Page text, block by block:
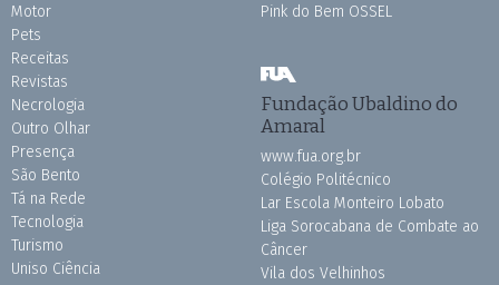
Motor
Pets
Receitas
Revistas
Necrologia
Outro Olhar
Presença
São Bento
Tá na Rede
Tecnologia
Turismo
Uniso Ciência
Pink do Bem OSSEL
Fundação Ubaldino do
Amaral
www.fua.org.br
Colégio Politécnico
Lar Escola Monteiro Lobato
Liga Sorocabana de Combate ao
Câncer
Vila dos Velhinhos